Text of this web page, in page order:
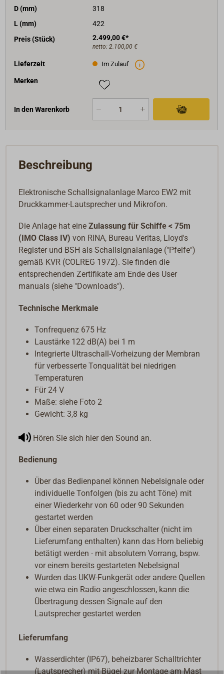
wieder geschlossen werden kann. Deshalb das
Bedienpanel für die Schottmontage nutzen.
D (mm)
318
L (mm)
422
Preis (Stück)
2.499,00 €*
netto: 2.100,00 €
Lieferzeit Im Zulauf
Merken
In den Warenkorb
Beschreibung
Elektronische Schallsignalanlage Marco EW2 mit
Druckkammer-Lautsprecher und Mikrofon.
Die Anlage hat eineZulassung für Schiffe < 75m
(IMO Class IV) von RINA, Bureau Veritas, Lloyd's
Register und BSH als Schallsignalanlage ("Pfeife")
gemäß KVR (COLREG 1972). Sie finden die
entsprechenden Zertifikate am Ende des User
manuals (siehe "Downloads").
Technische Merkmale
Tonfrequenz 675 Hz
Laustärke 122 dB(A) bei 1 m
Integrierte Ultraschall-Vorheizung der Membran
für verbesserte Tonqualität bei niedrigen
Temperaturen
Für 24 V
Maße: siehe Foto 2
Gewicht: 3,8 kg
Hören Sie sich hier den Sound an.
Bedienung
Über das Bedienpanel können Nebelsignale oder
individuelle Tonfolgen (bis zu acht Töne) mit
einer Wiederkehr von 60 oder 90 Sekunden
gestartet werden
Über einen separaten Druckschalter (nicht im
Lieferumfang enthalten) kann das Horn beliebig
betätigt werden - mit absolutem Vorrang, bspw.
vor einem bereits gestarteten Nebelsignal
Wurden das UKW-Funkgerät oder andere Quellen
wie etwa ein Radio angeschlossen, kann die
Übertragung dessen Signale auf den
Lautsprecher gestartet werden
Lieferumfang
Wasserdichter (IP67), beheizbarer Schalltrichter
(Lautsprecher) mit Bügel zur Montage am Mast